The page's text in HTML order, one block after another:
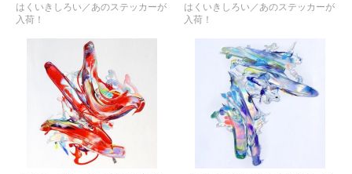
はくいきしろい／あのステッカーが
入荷！
はくいきしろい／あのステッカーが
入荷！